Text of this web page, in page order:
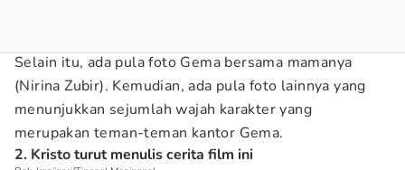
Selain itu, ada pula foto Gema bersama mamanya
(Nirina Zubir). Kemudian, ada pula foto lainnya yang
menunjukkan sejumlah wajah karakter yang
merupakan teman-teman kantor Gema.
2. Kristo turut menulis cerita film ini